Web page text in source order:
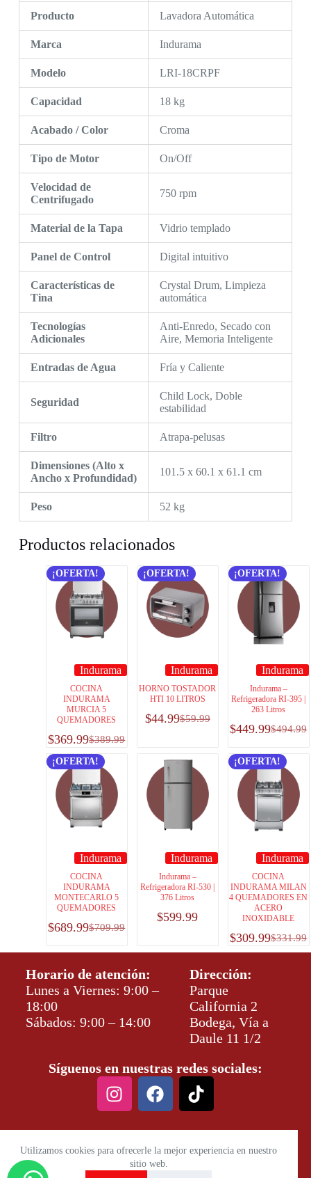
Utilizamos cookies para ofrecerle la mejor experiencia en nuestro
sitio web.
Producto Lavadora Automática
Marca Indurama
Modelo LRI-18CRPF
Capacidad 18 kg
Acabado / Color Croma
Tipo de Motor On/Off
Velocidad de
Centrifugado
750 rpm
Material de la Tapa Vidrio templado
Panel de Control Digital intuitivo
Características de
Tina
Crystal Drum, Limpieza
automática
Tecnologías
Adicionales
Anti-Enredo, Secado con
Aire, Memoria Inteligente
Entradas de Agua Fría y Caliente
Seguridad
Child Lock, Doble
estabilidad
Filtro Atrapa-pelusas
Dimensiones (Alto x
Ancho x Profundidad)
101.5 x 60.1 x 61.1 cm
Peso 52 kg
Productos relacionados
¡OFERTA!
Indurama
COCINA
INDURAMA
MURCIA 5
QUEMADORES
$389.99
$369.99
¡OFERTA!
Indurama
HORNO TOSTADOR
HTI 10 LITROS
$59.99
$44.99
¡OFERTA!
Indurama
Indurama –
Refrigeradora RI-395 |
263 Litros
$494.99
$449.99
¡OFERTA!
Indurama
COCINA
INDURAMA
MONTECARLO 5
QUEMADORES
$709.99
$689.99
Indurama
Indurama –
Refrigeradora RI-530 |
376 Litros
$599.99
¡OFERTA!
Indurama
COCINA
INDURAMA MILAN
4 QUEMADORES EN
ACERO
INOXIDABLE
$331.99
$309.99
Horario de atención:
Lunes a Viernes: 9:00 –
18:00
Sábados: 9:00 – 14:00
Dirección:
Parque
California 2
Bodega, Vía a
Daule 11 1/2
Síguenos en nuestras redes sociales: